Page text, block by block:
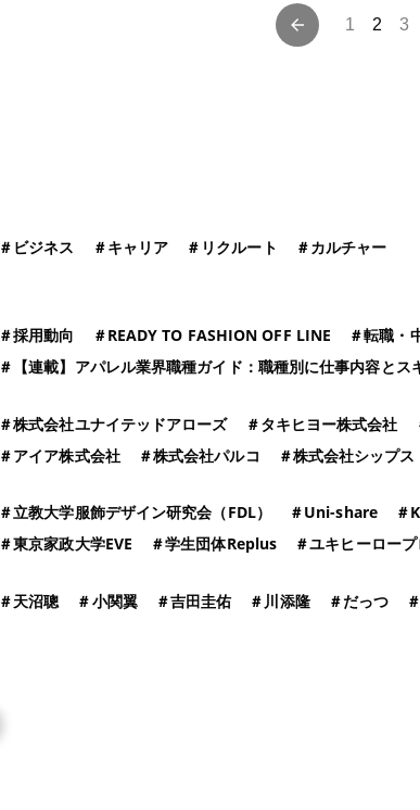
投
ー
ョ
ン
1 2 3
＃ ビジネス ＃キャリア ＃ リクルート ＃カルチャー
＃採用動向 ＃READY TO FASHION OFF LINE ＃転職・
＃ 【連載】アパレル業界職種ガイド：職種別に仕事内容とス
＃株式会社ユナイテッドアローズ ＃タキヒヨー株式会社
＃アイア株式会社 ＃株式会社パルコ ＃株式会社シップス
＃立教大学服飾デザイン研究会（FDL） ＃Uni-share ＃
＃東京家政大学EVE ＃学生団体Replus ＃ユキヒーロープ
＃天沼聰 ＃小関翼 ＃吉田圭佑 ＃ 川添隆 ＃だっつ